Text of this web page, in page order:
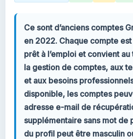
CATÉGORIES
Google Voice
Comptes Gmail 2024
Comptes Gmail 2023
Ce sont d’anciens comptes
en 2022. Chaque compte
prêt à l’emploi et convient
la gestion de comptes, aux
et aux besoins
disponible, les comptes
adresse e-mail de
supplémentaire sans mot de
du profil peut être masculin